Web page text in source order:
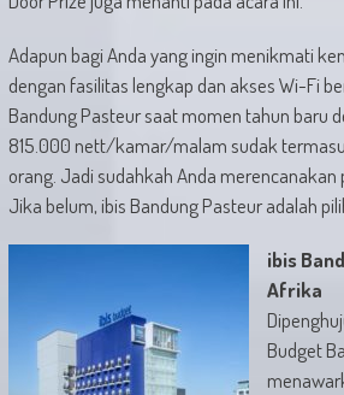
Adapun bagi Anda yang ingin menikmati
dengan fasilitas lengkap dan akses Wi-Fi
Bandung Pasteur saat momen tahun baru
815.000 nett/kamar/malam sudak
orang. Jadi sudahkah Anda merencanakan
Jika belum, ibis Bandung Pasteur adalah
ibis
Afrika
Budget